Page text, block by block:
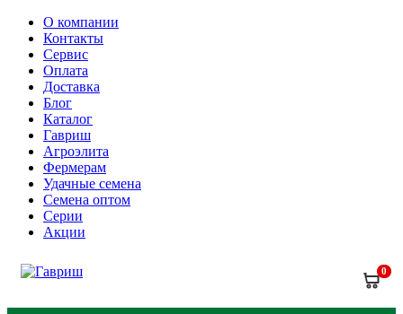
О компании
Контакты
Сервис
Оплата
Доставка
Блог
Каталог
Гавриш
Агроэлита
Фермерам
Удачные семена
Семена оптом
Серии
Акции
0